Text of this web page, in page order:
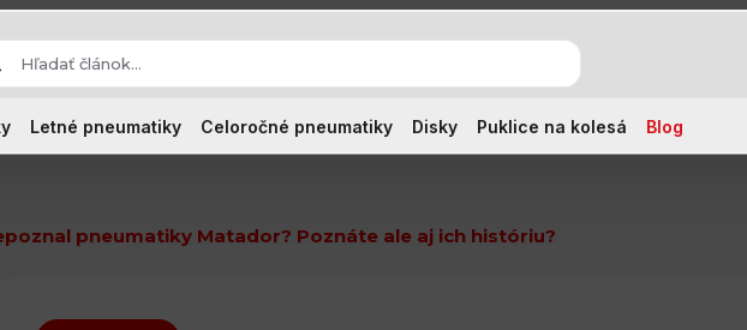
Letné pneumatiky Celoročné pneumatiky Disky Puklice na kolesá Blog
pneumatiky Matador? Poznáte ale aj ich históriu?